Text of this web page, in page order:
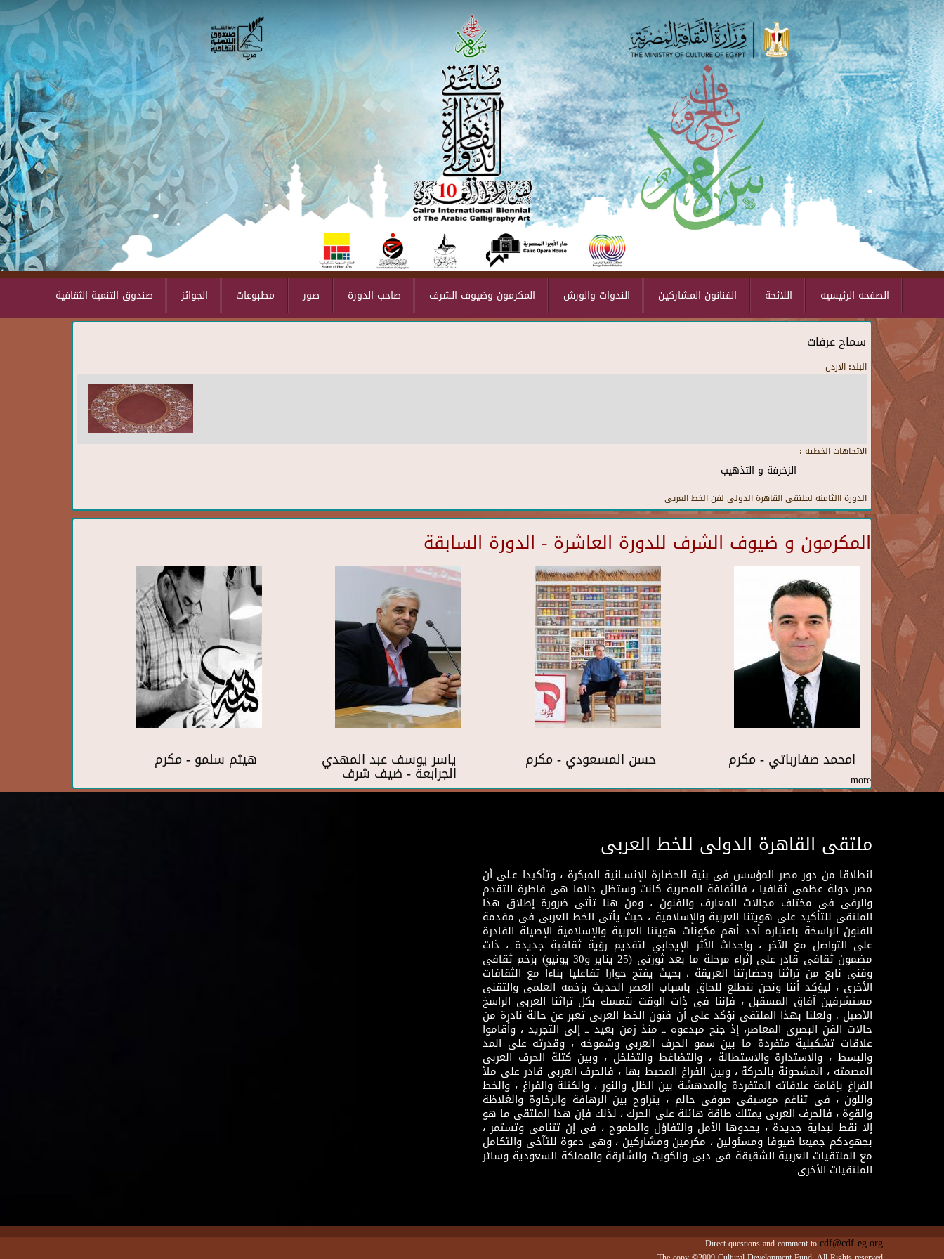
Skip to main content
صندوق التنمية الثقافية الجوائز مطبوعات صور صاحب الدورة المكرمون وضيوف الشرف الندوات والورش الفنانون المشاركين اللائحة الصفحه الرئيسيه
سماح عرفات
البلد: الاردن
الاتجاهات الخطية :
الزخرفة و التذهيب
الدورة االثامنة لملتقى القاهرة الدولى لفن الخط العريى
المكرمون و ضيوف الشرف للدورة العاشرة - الدورة السابقة
هيثم سلمو - مكرم ياسر يوسف عبد المهدي
الجرابعة - ضيف شرف
حسن المسعودي - مكرم امحمد صفارباتي - مكرم
more
ملتقى القاهرة الدولى للخط العربى
انطلاقا من دور مصر المؤسس فى بنية الحضارة الإنسـانية المبكرة ، وتأكيدا عـلى أن
مصر دولة عظمى ثقافيا ، فالثقافة المصرية كانت وستظل دائما هى قاطرة التقدم
والرقى فى مختلف مجالات المعارف والفنون ، ومن هنا تأتى ضرورة إطلاق هذا
الملتقى للتأكيد على هويتنا العربية والإسلامية ، حيث يأتى الخط العربى فى مقدمة
الفنون الراسخة باعتباره أحد أهم مكونات هويتنا العربية والإسلامية الإصيلة القادرة
على التواصل مع الآخر ، وإحداث الأثر الإيجابي لتقديم رؤية ثقافية جديدة ، ذات
مضمون ثقافى قادر على إثراء مرحلة ما بعد ثورتى (25 يناير و30 يونيو) بزخم ثقافى
وفنى نابع من تراثنا وحضارتنا العريقة ، بحيث يفتح حوارا تفاعليا بناءاً مع الثقافات
الأخرى ، ليؤكد أننا ونحن نتطلع للحاق باسباب العصر الحديث بزخمه العلمى والتقنى
مستشرفين آفاق المسقبل ، فإننا فى ذات الوقت نتمسك بكل تراثنا العربى الراسخ
الأصيل . ولعلنا بهذا الملتقى نؤكد على أن فنون الخط العربى تعبر عن حالة نادرة من
حالات الفن البصرى المعاصر، إذ جنح مبدعوه ــ منذ زمن بعيد ــ إلى التجريد ، وأقاموا
علاقات تشكيلية متفردة ما بين سمو الحرف العربى وشموخه ، وقدرته على المد
والبسط ، والاستدارة والاستطالة ، والتضاغط والتخلخل ، وبين كتلة الحرف العربى
المصمته ، المشحونة بالحركة ، وبين الفراغ المحيط بها ، فالحرف العربى قادر على ملأ
الفراغ بإقامة علاقاته المتفردة والمدهشة بين الظل والنور ، والكتلة والفراغ ، والخط
واللون ، فى تناغم موسيقى صوفى حالم ، يتراوح بين الرهافة والرخاوة والغلاظة
والقوة ، فالحرف العربى يمتلك طاقة هائلة على الحرك ، لذلك فإن هذا الملتقى ما هو
إلا نقط لبداية جديدة ، يحدوها الأمل والتفاؤل والطموح ، فى إن تتنامى وتستمر ،
بجهودكم جميعا ضيوفا ومسئولين ، مكرمين ومشاركين ، وهى دعوة للتآخى والتكامل
مع الملتقيات العربية الشقيقة فى دبى والكويت والشارقة والمملكة السعودية وسائر
الملتقيات الأخرى
Direct questions and comment tocdf@cdf-eg.org